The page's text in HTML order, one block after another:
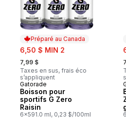
Préparé au Canada
sale:
6,50 $ MIN 2
, formerly:
7,99 $
Taxes en sus, frais éco
s’appliquent
Préparé au Canada
Gatorade
Boisson pour
sportifs G Zero
Raisin
6x591.0 ml, 0,23 $/100ml